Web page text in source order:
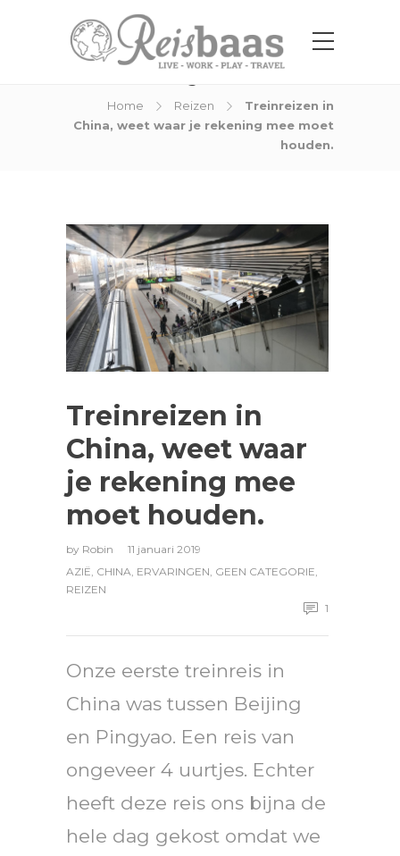
Home Reizen
Treinreizen in
China, weet waar je rekening mee moet
houden.
Treinreizen in
China, weet waar
je rekening mee
moet houden.
by Robin
11 januari 2019
AZIË, CHINA, ERVARINGEN, GEEN CATEGORIE,
REIZEN
1
Onze eerste treinreis in
China was tussen Beijing
en Pingyao. Een reis van
ongeveer 4 uurtjes. Echter
heeft deze reis ons bijna de
hele dag gekost omdat we